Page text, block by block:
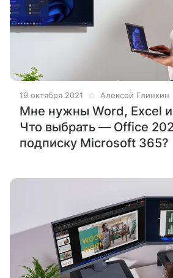
19 октября 2021 Алексей Глинкин
Мне нужны Word, Excel
Что выбрать — Office
подписку Microsoft 365?